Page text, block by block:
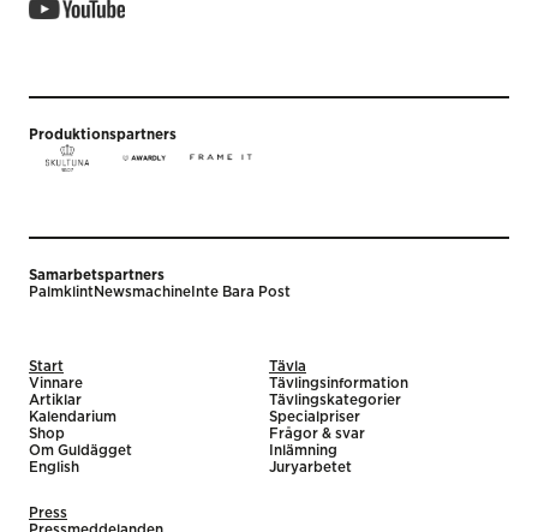
Produktionspartners
Samarbetspartners
PalmklintNewsmachine Inte Bara Post
Start
Vinnare
Artiklar
Kalendarium
Shop
Om Guldägget
English
Tävla
Tävlingsinformation
Tävlingskategorier
Specialpriser
Frågor & svar
Inlämning
Juryarbetet
Press